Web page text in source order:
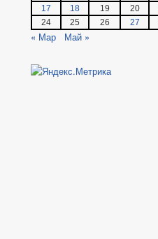
17
18 19 20
24
25 26 27
« Мар Май »